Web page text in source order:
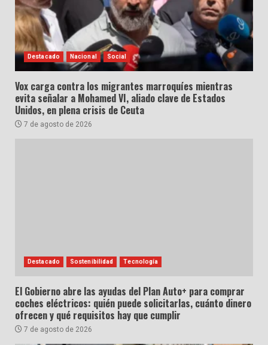
Destacado Nacional Social
Vox carga contra los migrantes marroquíes mientras
evita señalar a Mohamed VI, aliado clave de Estados
Unidos, en plena crisis de Ceuta
7 de agosto de 2026
Destacado Sostenibilidad Tecnología
El Gobierno abre las ayudas del Plan Auto+ para comprar
coches eléctricos: quién puede solicitarlas, cuánto dinero
ofrecen y qué requisitos hay que cumplir
7 de agosto de 2026